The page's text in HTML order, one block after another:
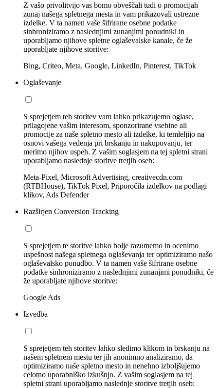
Z vašo privolitvijo vas bomo obveščali tudi o promocijah
zunaj našega spletnega mesta in vam prikazovali ustrezne
izdelke. V ta namen vaše šifrirane osebne podatke
sinhroniziramo z naslednjimi zunanjimi ponudniki in
uporabljamo njihove spletne oglaševalske kanale, če že
uporabljate njihove storitve:
Bing, Criteo, Meta, Google, LinkedIn, Pinterest, TikTok
Oglaševanje
S sprejetjem teh storitev vam lahko prikazujemo oglase,
prilagojene vašim interesom, sponzorirane vsebine ali
promocije za naše spletno mesto ali izdelke, ki temleljijo na
osnovi vašega vedenja pri brskanju in nakupovanju, ter
merimo njihov uspeh. Z vašim soglasjem na tej spletni strani
uporabljamo naslednje storitve tretjih oseb:
Meta-Pixel, Microsoft Advertising, creativecdn.com
(RTBHouse), TikTok Pixel, Priporočila izdelkov na podlagi
klikov, Ads Defender
Razširjen Conversion Tracking
S sprejetjem te storitve lahko bolje razumemo in ocenimo
uspešnost našega spletnega oglaševanja ter optimiziramo našo
oglaševalsko ponudbo. V ta namen vaše šifrirane osebne
podatke sinhroniziramo z naslednjimi zunanjimi ponudniki, če
že uporabljate njihove storitve:
Google Ads
Izvedba
S sprejetjem teh storitev lahko sledimo klikom in brskanju na
našem spletnem mestu ter jih anonimno analiziramo, da
optimiziramo naše spletno mesto in nenehno izboljšujemo
celotno uporabniško izkušnjo. Z vašim soglasjem na tej
spletni strani uporabljamo naslednje storitve tretjih oseb: